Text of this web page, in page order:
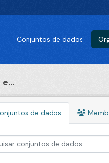
Conjuntos de dados
de dados